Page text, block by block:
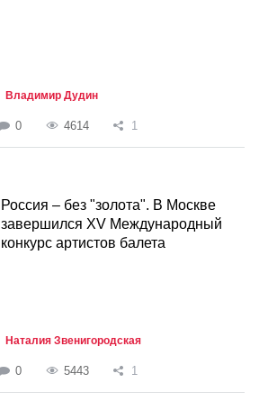
Владимир Дудин
0 4614 1
Россия – без "золота". В Москве
завершился XV Международный
конкурс артистов балета
Наталия Звенигородская
0 5443 1